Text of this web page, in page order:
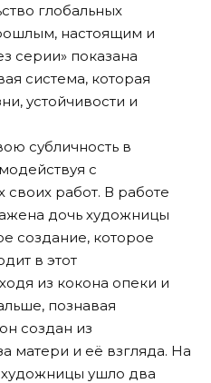
глобальных
настоящим и
серии» показана
система, которая
устойчивости и
субличность в
с
работ. В работе
дочь художницы
создание, которое
в этот
из кокона опеки и
познавая
создан из
матери и её взгляда. На
художницы ушло два